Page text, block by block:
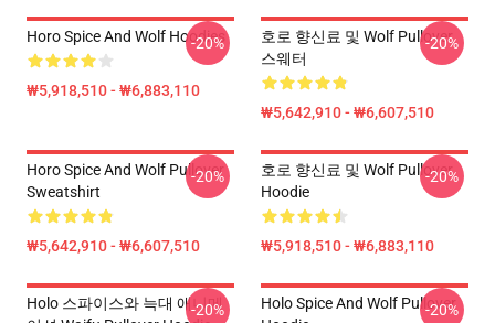
Horo Spice And Wolf Hoodies
₩5,918,510 - ₩6,883,110
-20%
호로 향신료 및 Wolf Pullover
스웨터
₩5,642,910 - ₩6,607,510
-20%
Horo Spice And Wolf Pullover
Sweatshirt
₩5,642,910 - ₩6,607,510
-20%
호로 향신료 및 Wolf Pullover
Hoodie
₩5,918,510 - ₩6,883,110
-20%
Holo 스파이스와 늑대 애니메
-20%
Holo Spice And Wolf Pullover
-20%